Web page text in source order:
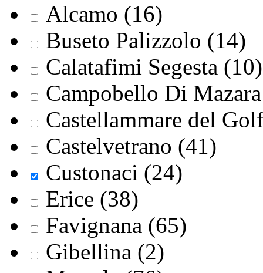
Alcamo (16)
Buseto Palizzolo (14)
Calatafimi Segesta (10)
Campobello Di
Castellammare del
Castelvetrano (41)
Custonaci (24)
Erice (38)
Favignana (65)
Gibellina (2)